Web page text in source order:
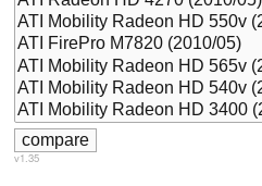
v1.35